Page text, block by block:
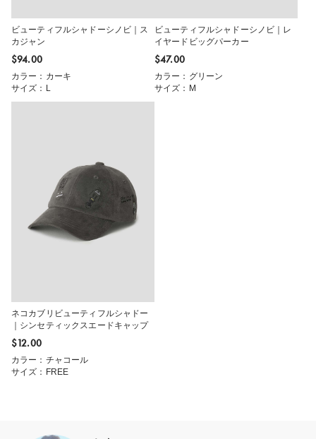
ビューティフルシャドーシノビ｜ス
カジャン
$‌94.00
カラー：カーキ
サイズ：L
ビューティフルシャドーシノビ｜レ
イヤードビッグパーカー
$‌47.00
カラー：グリーン
サイズ：M
ネコカブリビューティフルシャドー
｜シンセティックスエードキャップ
$‌12.00
カラー：チャコール
サイズ：FREE